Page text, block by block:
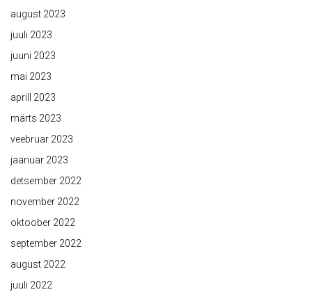
august 2023
juuli 2023
juuni 2023
mai 2023
aprill 2023
märts 2023
veebruar 2023
jaanuar 2023
detsember 2022
november 2022
oktoober 2022
september 2022
august 2022
juuli 2022